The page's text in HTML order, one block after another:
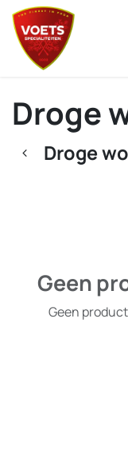
Overslaan naar inhoud
Droge
Droge
Geen
Geen